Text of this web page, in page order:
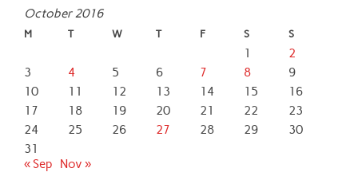
October 2016
M T W T F S S
1
2
3
4 5 6 7 8
9
10
11 12 13 14 15
16
17
18 19 20 21 22
23
24
25 26 27 28 29
30
31
« Sep
Nov »